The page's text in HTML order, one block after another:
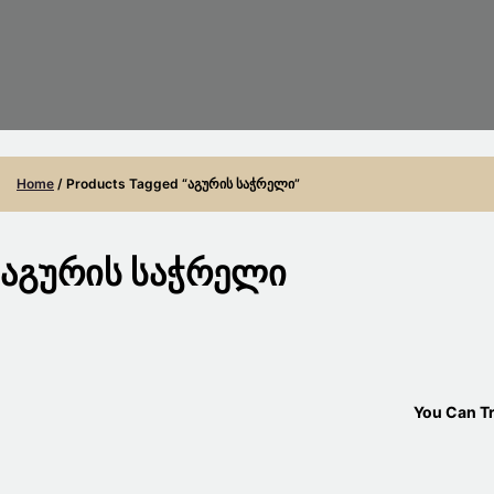
Home / Products Tagged “აგურის Საჭრელი”
Აგურის Საჭრელი
You Can